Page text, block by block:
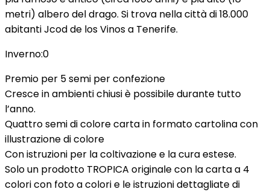
metri) albero del drago. Si trova nella città di 18.000
abitanti Jcod de los Vinos a Tenerife.
Inverno:0
Premio per 5 semi per confezione
Cresce in ambienti chiusi è possibile durante tutto
l’anno.
Quattro semi di colore carta in formato cartolina con
illustrazione di colore
Con istruzioni per la coltivazione e la cura estese.
Solo un prodotto TROPICA originale con la carta a 4
colori con foto a colori e le istruzioni dettagliate di